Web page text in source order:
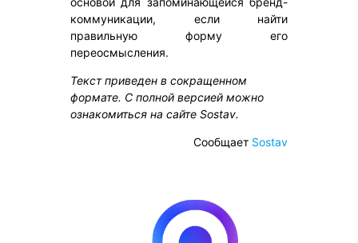
коммуникации, если найти
правильную форму его
переосмысления.
Текст приведен в сокращенном
формате. С полной версией можно
ознакомиться на сайте Sostav.
Сообщает Sostav